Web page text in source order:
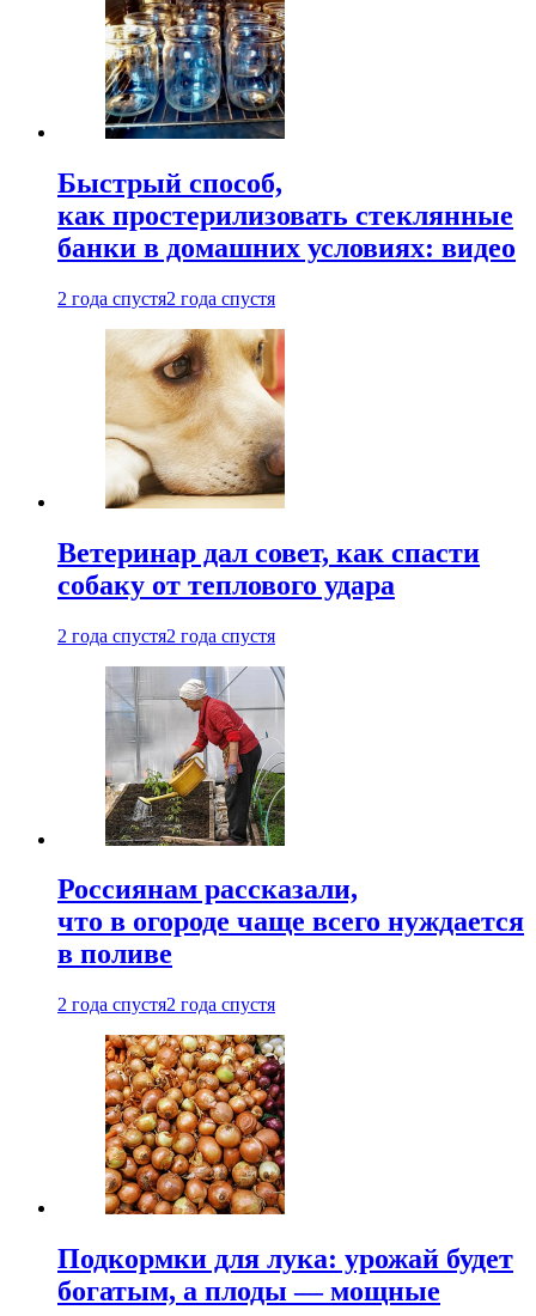
Быстрый способ,
как простерилизовать стеклянные
банки в домашних условиях: видео
2 года спустя2 года спустя
Ветеринар дал совет, как спасти
собаку от теплового удара
2 года спустя2 года спустя
Россиянам рассказали,
что в огороде чаще всего нуждается
в поливе
2 года спустя2 года спустя
Подкормки для лука: урожай будет
богатым, а плоды — мощные